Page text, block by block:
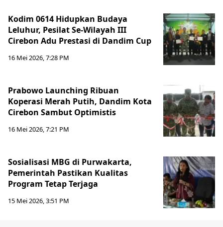
Kodim 0614 Hidupkan Budaya
Leluhur, Pesilat Se-Wilayah III
Cirebon Adu Prestasi di Dandim Cup
16 Mei 2026, 7:28 PM
Prabowo Launching Ribuan
Koperasi Merah Putih, Dandim Kota
Cirebon Sambut Optimistis
16 Mei 2026, 7:21 PM
Sosialisasi MBG di Purwakarta,
Pemerintah Pastikan Kualitas
Program Tetap Terjaga
15 Mei 2026, 3:51 PM